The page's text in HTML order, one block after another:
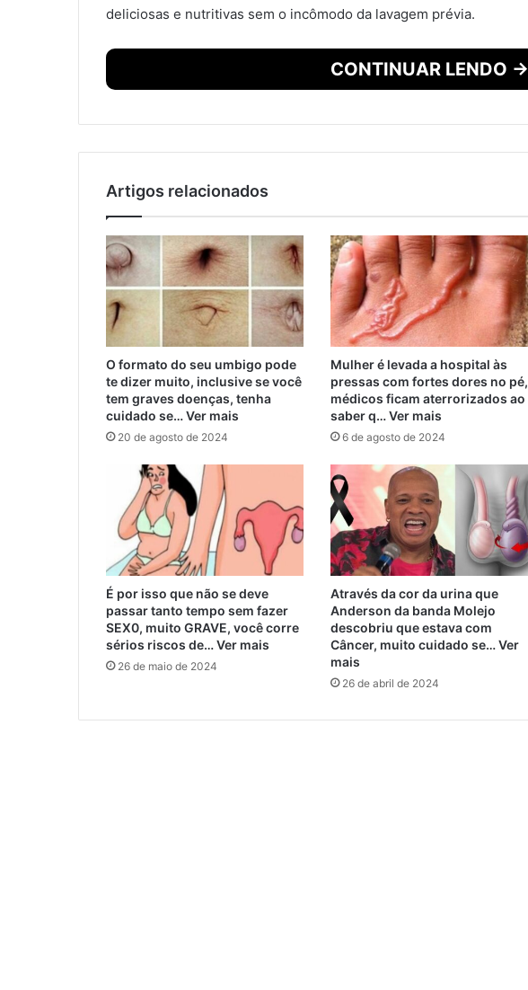
deliciosas e nutritivas sem o incômodo da lavagem prévia.
CONTINUAR LENDO →
Artigos relacionados
O formato do seu umbigo pode
te dizer muito, inclusive se você
tem graves doenças, tenha
cuidado se… Ver mais
20 de agosto de 2024
Mulher é levada a hospital às
pressas com fortes dores no pé,
médicos ficam aterrorizados ao
saber q… Ver mais
6 de agosto de 2024
É por isso que não se deve
passar tanto tempo sem fazer
SEX0, muito GRAVE, você corre
sérios riscos de… Ver mais
26 de maio de 2024
Através da cor da urina que
Anderson da banda Molejo
descobriu que estava com
Câncer, muito cuidado se… Ver
mais
26 de abril de 2024